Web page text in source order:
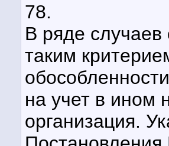
78.
В ряде
таким
на учет в ином
организация.